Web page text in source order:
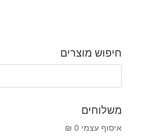
חיפוש מוצרים
משלוחים
איסוף עצמי 0 ₪